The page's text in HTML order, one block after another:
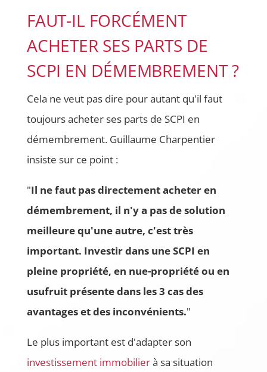
FAUT-IL FORCÉMENT
ACHETER SES PARTS DE
SCPI EN DÉMEMBREMENT ?
Cela ne veut pas dire pour autant qu'il faut
toujours acheter ses parts de SCPI en
démembrement. Guillaume Charpentier
insiste sur ce point :
"Il ne faut pas directement acheter en
démembrement, il n'y a pas de solution
meilleure qu'une autre, c'est très
important. Investir dans une SCPI en
pleine propriété, en nue-propriété ou en
usufruit présente dans les 3 cas des
avantages et des inconvénients."
Le plus important est d'adapter son
investissement immobilierà sa situation